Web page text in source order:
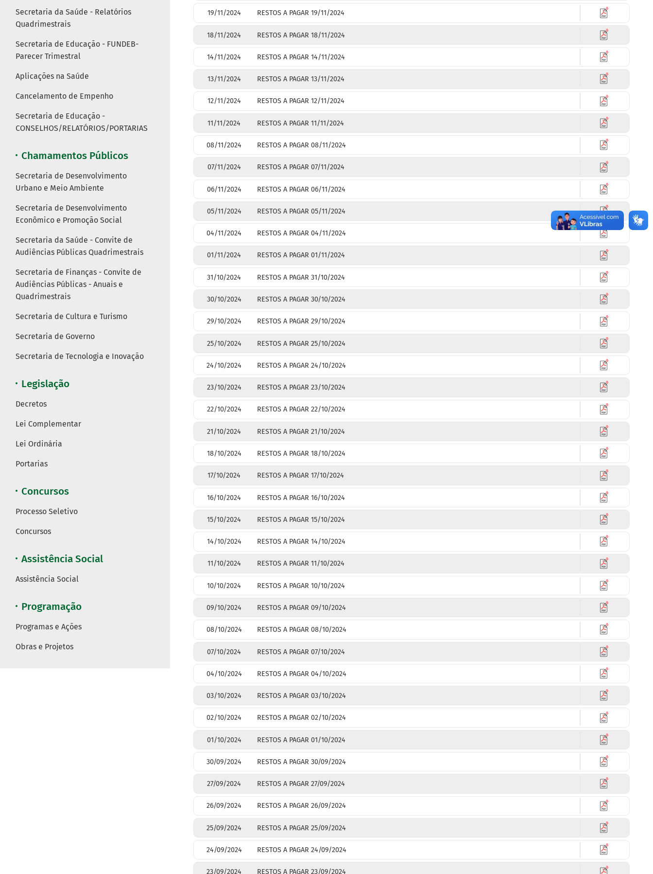
Secretaria da Saúde - Relatórios
Quadrimestrais
Secretaria de Educação - FUNDEB-
Parecer Trimestral
Aplicações na Saúde
Cancelamento de Empenho
Secretaria de Educação -
CONSELHOS/RELATÓRIOS/PORTARIAS
Chamamentos Públicos
Secretaria de Desenvolvimento
Urbano e Meio Ambiente
Secretaria de Desenvolvimento
Econômico e Promoção Social
Secretaria da Saúde - Convite de
Audiências Públicas Quadrimestrais
Secretaria de Finanças - Convite de
Audiências Públicas - Anuais e
Quadrimestrais
Secretaria de Cultura e Turismo
Secretaria de Governo
Secretaria de Tecnologia e Inovação
Legislação
Decretos
Lei Complementar
Lei Ordinária
Portarias
Concursos
Processo Seletivo
Concursos
Assistência Social
Assistência Social
Programação
Programas e Ações
Obras e Projetos
19/11/2024 RESTOS A PAGAR 19/11/2024
18/11/2024 RESTOS A PAGAR 18/11/2024
14/11/2024 RESTOS A PAGAR 14/11/2024
13/11/2024 RESTOS A PAGAR 13/11/2024
12/11/2024 RESTOS A PAGAR 12/11/2024
11/11/2024 RESTOS A PAGAR 11/11/2024
08/11/2024 RESTOS A PAGAR 08/11/2024
07/11/2024 RESTOS A PAGAR 07/11/2024
06/11/2024 RESTOS A PAGAR 06/11/2024
05/11/2024 RESTOS A PAGAR 05/11/2024
04/11/2024 RESTOS A PAGAR 04/11/2024
01/11/2024 RESTOS A PAGAR 01/11/2024
31/10/2024 RESTOS A PAGAR 31/10/2024
30/10/2024 RESTOS A PAGAR 30/10/2024
29/10/2024 RESTOS A PAGAR 29/10/2024
25/10/2024 RESTOS A PAGAR 25/10/2024
24/10/2024 RESTOS A PAGAR 24/10/2024
23/10/2024 RESTOS A PAGAR 23/10/2024
22/10/2024 RESTOS A PAGAR 22/10/2024
21/10/2024 RESTOS A PAGAR 21/10/2024
18/10/2024 RESTOS A PAGAR 18/10/2024
17/10/2024 RESTOS A PAGAR 17/10/2024
16/10/2024 RESTOS A PAGAR 16/10/2024
15/10/2024 RESTOS A PAGAR 15/10/2024
14/10/2024 RESTOS A PAGAR 14/10/2024
11/10/2024 RESTOS A PAGAR 11/10/2024
10/10/2024 RESTOS A PAGAR 10/10/2024
09/10/2024 RESTOS A PAGAR 09/10/2024
08/10/2024 RESTOS A PAGAR 08/10/2024
07/10/2024 RESTOS A PAGAR 07/10/2024
04/10/2024 RESTOS A PAGAR 04/10/2024
03/10/2024 RESTOS A PAGAR 03/10/2024
02/10/2024 RESTOS A PAGAR 02/10/2024
01/10/2024 RESTOS A PAGAR 01/10/2024
30/09/2024 RESTOS A PAGAR 30/09/2024
27/09/2024 RESTOS A PAGAR 27/09/2024
26/09/2024 RESTOS A PAGAR 26/09/2024
25/09/2024 RESTOS A PAGAR 25/09/2024
24/09/2024 RESTOS A PAGAR 24/09/2024
23/09/2024 RESTOS A PAGAR 23/09/2024